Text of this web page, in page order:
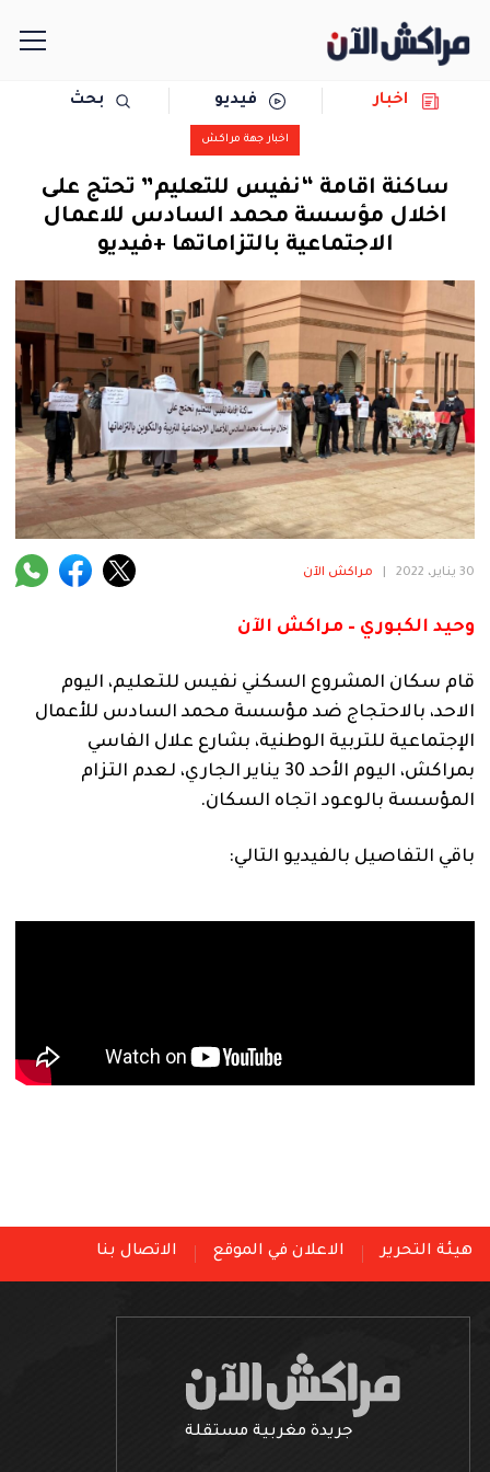
سياسة
رياضة
حوادث
دولية
المرأة
فنية
اخبار فيديو بحث
اخبار جهة مراكش
ساكنة اقامة “نفيس للتعليم” تحتج على
اخلال مؤسسة محمد السادس للاعمال
الاجتماعية بالتزاماتها +فيديو
30 يناير، 2022 مراكش الآن
وحيد الكبوري – مراكش الآن
قام سكان المشروع السكني نفيس للتعليم، اليوم
الاحد، بالاحتجاج ضد مؤسسة محمد السادس للأعمال
الإجتماعية للتربية الوطنية، بشارع علال الفاسي
بمراكش، اليوم الأحد 30 يناير الجاري، لعدم التزام
المؤسسة بالوعود اتجاه السكان.
باقي التفاصيل بالفيديو التالي:
هيئة التحرير الاعلان في الموقع الاتصال بنا
جريدة مغربية مستقلة